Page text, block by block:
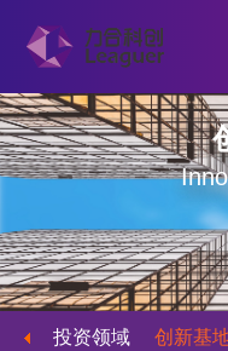
投资领域 创新基